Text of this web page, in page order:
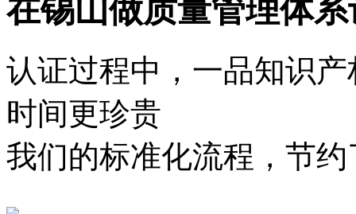
在锡山做质量管理体
认证过程中，一品知识
时间更珍贵
我们的标准化流程，节